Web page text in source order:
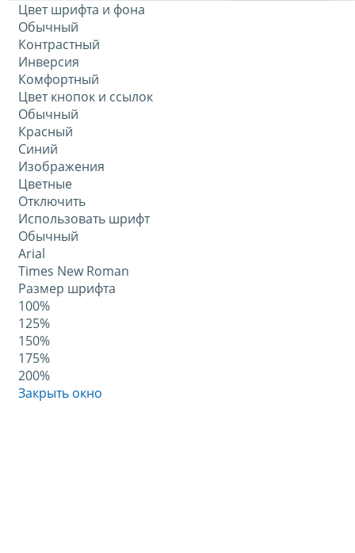
Цвет шрифта и фона
Обычный
Контрастный
Инверсия
Комфортный
Цвет кнопок и ссылок
Обычный
Красный
Синий
Изображения
Цветные
Отключить
Использовать шрифт
Обычный
Arial
Times New Roman
Размер шрифта
100%
125%
150%
175%
200%
Закрыть окно